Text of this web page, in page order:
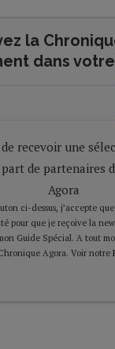
la
dans
recevoir une
de partenaires
Agora
ci-dessus, j’accepte
pour que je reçoive la
Guide Spécial. A tout
Agora. Voir notre